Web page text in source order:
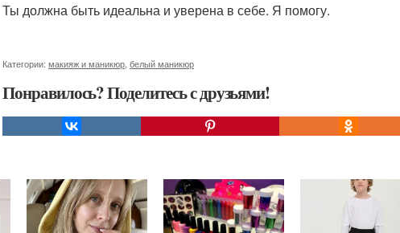
Ты должна быть идеальна и уверена в себе. Я помогу.
Категории: макияж и маникюр белый маникюр
Понравилось? Поделитесь с друзьями!